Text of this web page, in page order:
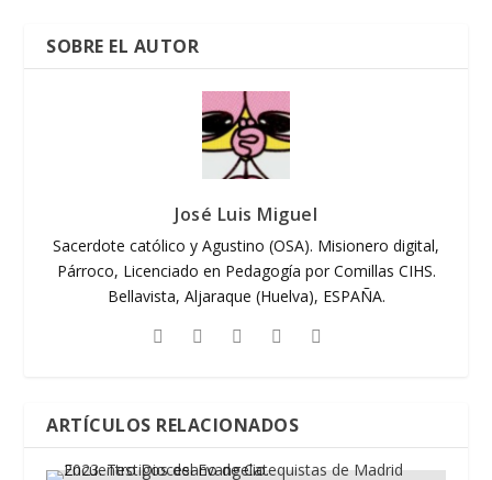
SOBRE EL AUTOR
José Luis Miguel
Sacerdote católico y Agustino (OSA). Misionero digital,
Párroco, Licenciado en Pedagogía por Comillas CIHS.
Bellavista, Aljaraque (Huelva), ESPAÑA.
ARTÍCULOS RELACIONADOS